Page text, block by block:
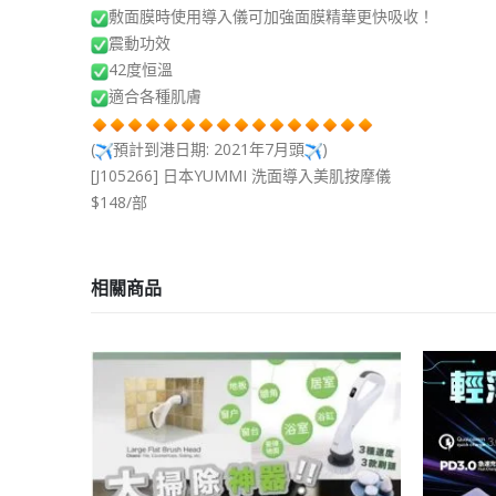
敷面膜時使用導入儀可加強面膜精華更快吸收！
震動功效
42度恒溫
適合各種肌膚
( 預計到港日期: 2021年7月頭
)
[J105266] 日本YUMMI 洗面導入美肌按摩儀
$148/部
相關商品